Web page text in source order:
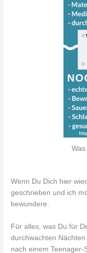
Wenn Du Dich hier
geschrieben und ich
bewundere.
Für alles, was Du für
durchwachten
nach einem Teenager-